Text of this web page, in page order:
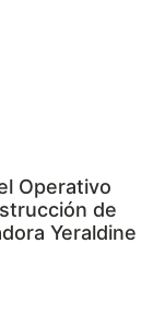
Operativo
de
Yeraldine